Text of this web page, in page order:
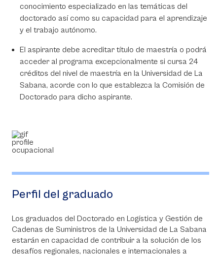
conocimiento especializado en las temáticas del
doctorado así como su capacidad para el aprendizaje
y el trabajo autónomo.
El aspirante debe acreditar título de maestría o podrá
acceder al programa excepcionalmente si cursa 24
créditos del nivel de maestría en la Universidad de La
Sabana, acorde con lo que establezca la Comisión de
Doctorado para dicho aspirante.
Perfil del graduado
Los graduados del Doctorado en Logística y Gestión de
Cadenas de Suministros de la Universidad de La Sabana
estarán en capacidad de contribuir a la solución de los
desafíos regionales, nacionales e internacionales a